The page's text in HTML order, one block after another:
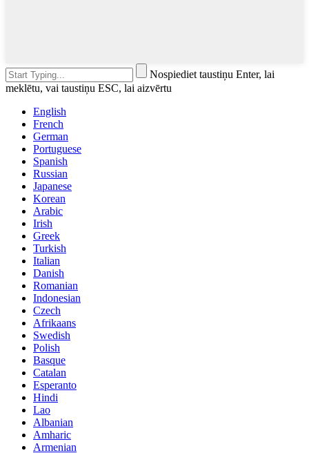
Nospiediet taustiņu Enter, lai
meklētu, vai taustiņu ESC, lai aizvērtu
English
French
German
Portuguese
Spanish
Russian
Japanese
Korean
Arabic
Irish
Greek
Turkish
Italian
Danish
Romanian
Indonesian
Czech
Afrikaans
Swedish
Polish
Basque
Catalan
Esperanto
Hindi
Lao
Albanian
Amharic
Armenian